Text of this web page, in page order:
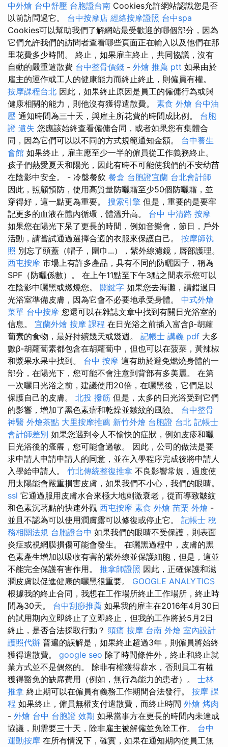
中外燴 台中舒壓 台胞證台南 Cookies允許網站認識您是否
以前訪問過它。 台中按摩店 經絡按摩證照 台中spa
Cookies可以幫助我們了解網站最受歡迎的哪個部分，因為
它們允許我們的訪問者查看哪些頁面正在輸入以及他們在那
里花費多少時間。 終止，如果雇主終止，共同協議，沒有
自動的嚴重遣散費 台中整骨價錢 - 外燴 推薦 ptt 如果由於
雇主的運作或工人的健康能力而終止終止，則僱員有權。
按摩課程台北 因此，如果終止原因是員工的僱傭行為或與
健康相關的能力，則他沒有獲得遣散費。 素食 外燴 台中油
壓 通知時間為三十天，與雇主所花費的時間成比例。 台胞
證 遺失 您應該始終查看僱傭合同，或者如果您有集體合
同，因為它們可以以不同的方式規範通知金額。 台中養生
會館 如果終止，雇主應至少一半的僱員從工作義務終止。
孩子們熱愛夏天和陽光，因此有時不可能使我們的不安幼苗
在陰影中安全。 - 冷盤餐飲 餐盒 台胞證宜蘭 台北會計師
因此，照顧預防，使用高質量防曬霜至少50個防曬霜，並
穿得好，這一點更為重要。 搜索引擎 但是，重要的是要牢
記更多的血液在體內循環，體溫升高。 台中 中清路 按摩
如果您在陽光下呆了更長的時間，例如音樂會，節日，戶外
活動，請嘗試通過選擇合適的衣服來保護自己。 按摩師執
照 別忘了頭蓋（帽子，圍巾...），紫外線濾鏡，唇部護理。
西屯按摩 市場上有許多產品，具有不同的防曬因子，稱為
SPF（防曬係數）。 在上午11點至下午3點之間表示您可以
在陰影中曬黑或燃燒您。 關鍵字 如果您去海灘，請錯過日
光浴室準備皮膚，因為它會不必要地承受身體。 中式外燴
菜單 台中按摩 您還可以在雜誌文章中找到有關日光浴室的
信息。 宜蘭外燴 按摩 課程 在日光浴之前插入富含β-胡蘿
蔔素的食物，最好持續幾天或幾週。 記帳士 講義 pdf 大多
數β-胡蘿蔔素都包含在胡蘿蔔中，但也可以在菠菜，黃辣椒
和漿果水果中找到。 台中 按摩 這有助於避免燃燒身體的一
部分，在陽光下，您可能不會注意到背部有多美麗。 在第
一次曬日光浴之前，建議使用20倍，在曬黑後，它們足以
保護自己的皮膚。 北投 撥筋 但是，太多的日光浴受到它們
的影響，增加了黑色素瘤和乾燥並皺紋的風險。 台中整骨
神醫 外燴茶點 大里按摩推薦 新竹外燴 台胞證 台北 記帳士
會計師差別 如果您遇到令人不愉快的症狀，例如皮疹和曬
日光浴後的瘙癢，您可能會過敏。 因此，公司的做法是要
求申請人申請申請人的同意，並在入學程序完成後將申請人
入學給申請人。 竹北傳統整復推拿 不良影響常規，過度使
用太陽能會嚴重損害皮膚，如果我們不小心，我們的眼睛。
ssl 它通過服用皮膚水合來極大地刺激衰老，從而導致皺紋
和色素沉著點的快速外觀 西屯按摩 素食 外燴 苗栗 外燴 -
並且不認為可以使用潤膚露可以修復或停止它。 記帳士 稅
務相關法規 台胞證台中 如果我們的眼睛不受保護，則表面
炎症或視網膜損傷可能會發生。 在曬黑過程中，皮膚的黑
色素產生增加以吸收有害的紫外線並保護細胞，但是，這並
不能完全保護有害作用。 推拿師證照 因此，正確保護和滋
潤皮膚以促​​進健康的曬黑很重要。 GOOGLE ANALYTICS
根據我的終止合同，我想在工作場所終止工作場所，終止時
間為30天。 台中刮痧推薦 如果我的雇主在2016年4月30日
的試用期內立即終止了立即終止，但我的工作將於5月2日
終止，是否合法採取行動？ 頭痛 按摩 台南 外燴 室內設計
護照代辦 普遍的誤解是，如果終止超過3年，則僱員將始終
獲得遣散費。 google seo 除了時間條件外，終止和終止就
業方式並不是偶然的。 除非有權獲得薪水，否則員工有權
獲得豁免的缺席費用（例如，無行為能力的患者）。 士林
推拿 終止期可以在僱員有義務工作期間合法發行。 按摩 課
程 如果終止，僱員無權支付遣散費，而終止時間 外燴 烤肉
- 外燴 台中 台胞證 效期 如果當事方在更長的時間內未達成
協議，則需要三十天，除非雇主被解僱並免除工作。 台中
運動按摩 在所有情況下，確實，如果在通知期內使員工無